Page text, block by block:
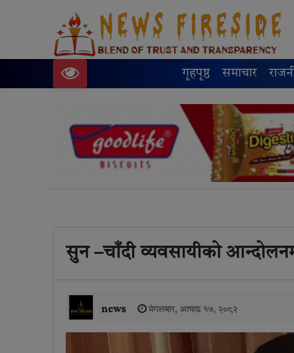
गृहपृष्ठ समाचार
सुन –चाँदी व्यवसायीको
news मंगलबार, आषाढ १७, २०८२